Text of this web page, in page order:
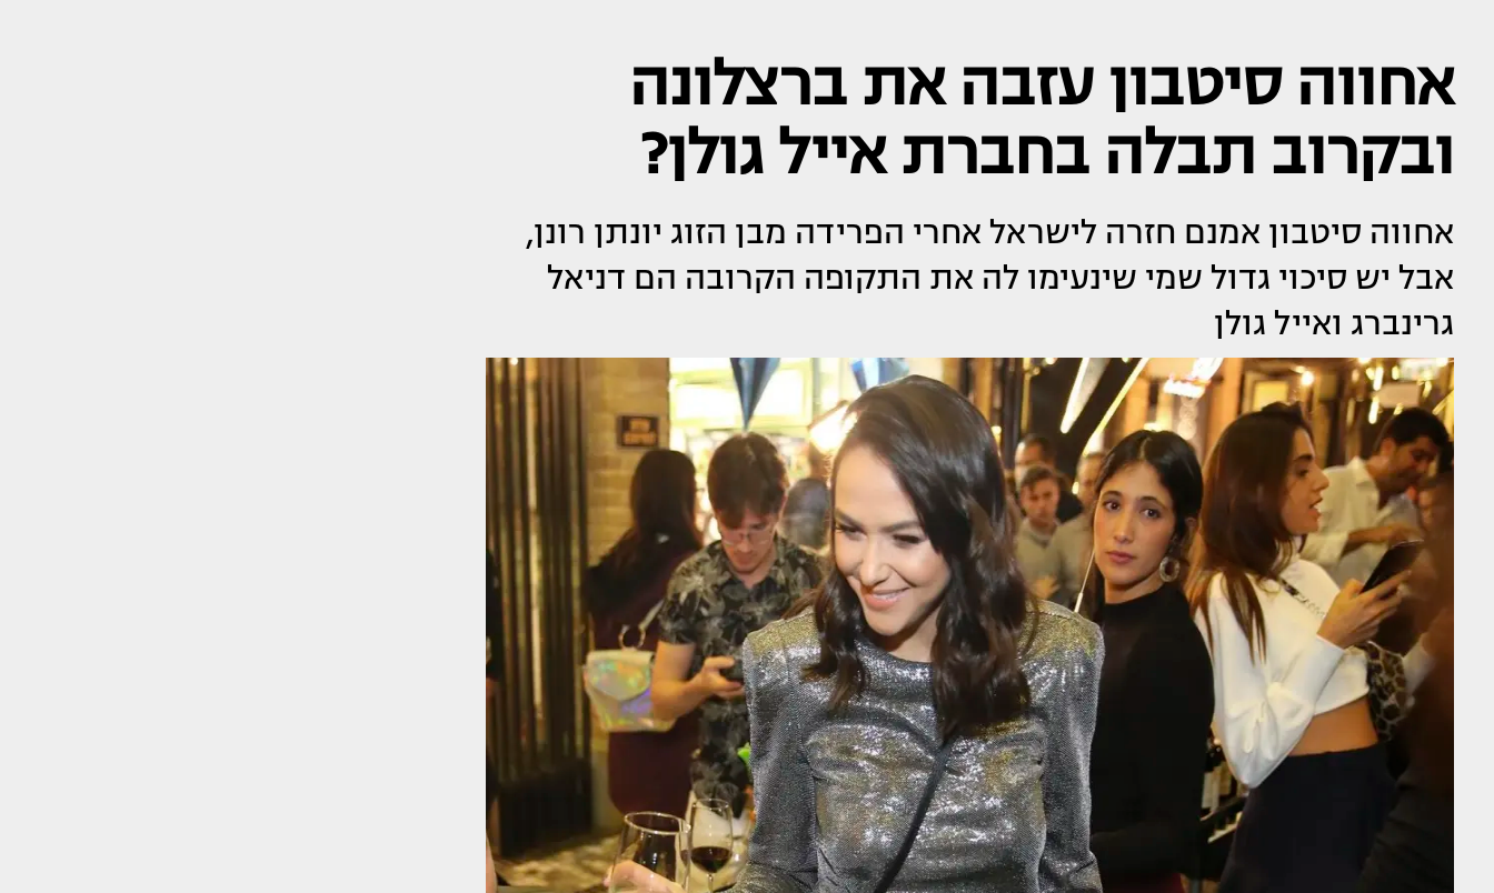
אחווה סיטבון עזבה את ברצלונה
ובקרוב תבלה בחברת אייל גולן?
אחווה סיטבון אמנם חזרה לישראל אחרי הפרידה מבן הזוג יונתן רונן,
אבל יש סיכוי גדול שמי שינעימו לה את התקופה הקרובה הם דניאל
גרינברג ואייל גולן